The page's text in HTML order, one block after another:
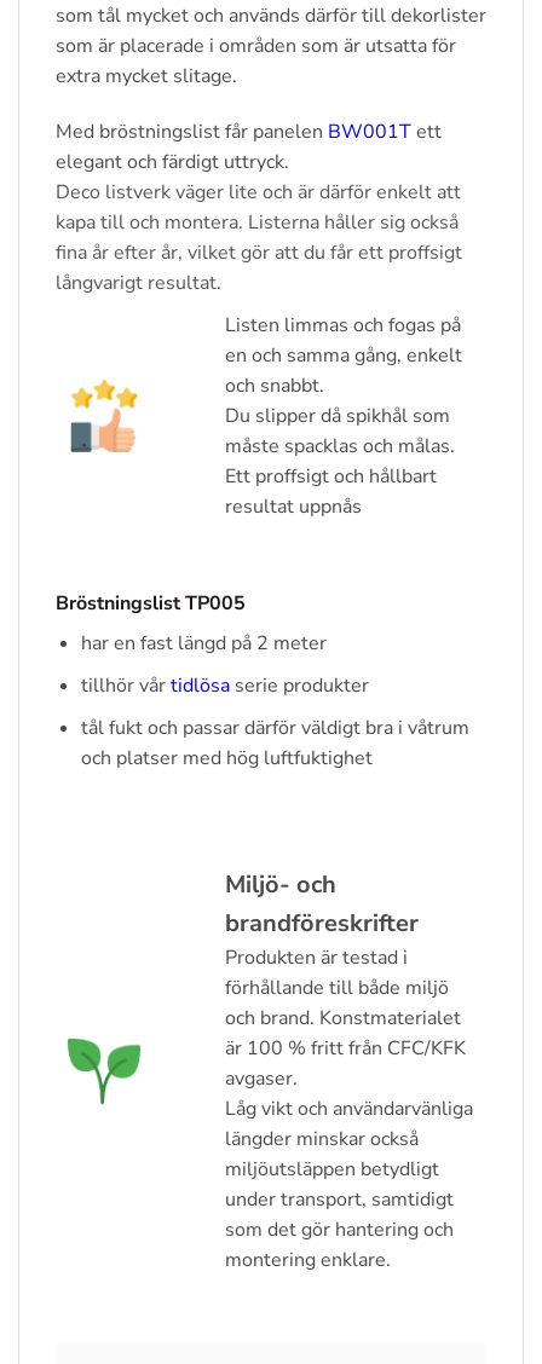
som tål mycket och används därför till dekorlister
som är placerade i områden som är utsatta för
extra mycket slitage.
Med bröstningslist får panelen BW001Tett
elegant och färdigt uttryck.
Deco listverk väger lite och är därför enkelt att
kapa till och montera. Listerna håller sig också
fina år efter år, vilket gör att du får ett proffsigt
långvarigt resultat.
Listen limmas och fogas på
en och samma gång, enkelt
och snabbt.
Du slipper då spikhål som
måste spacklas och målas.
Ett proffsigt och hållbart
resultat uppnås
Bröstningslist TP005
har en fast längd på 2 meter
tillhör vårtidlösaserie produkter
tål fukt och passar därför väldigt bra i våtrum
och platser med hög luftfuktighet
Miljö- och
brandföreskrifter
Produkten är testad i
förhållande till både miljö
och brand. Konstmaterialet
är 100 % fritt från CFC/KFK
avgaser.
Låg vikt och användarvänliga
längder minskar också
miljöutsläppen betydligt
under transport, samtidigt
som det gör hantering och
montering enklare.